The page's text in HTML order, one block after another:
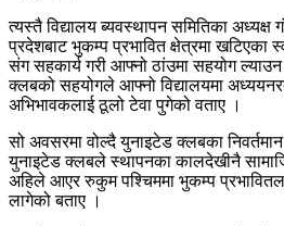
त्यस्तै विद्यालय ब्यवस्थापन समितिका अध्यक्ष
प्रदेशबाट भुकम्प प्रभावित क्षेत्रमा
संग सहकार्य गरी आफ्नो ठांउमा सहयोग
क्लबको सहयोगले आफ्नो विद्यालयमा अध्ययनरत
अभिभावकलाई ठूलो टेवा पुगेको वताए ।
सो अवसरमा वोल्दै युनाइटेड क्लबका
युनाइटेड क्लबले स्थापनका कालदेखीनै
अहिले आएर रुकुम पश्चिममा भुकम्प
लागेको बताए ।